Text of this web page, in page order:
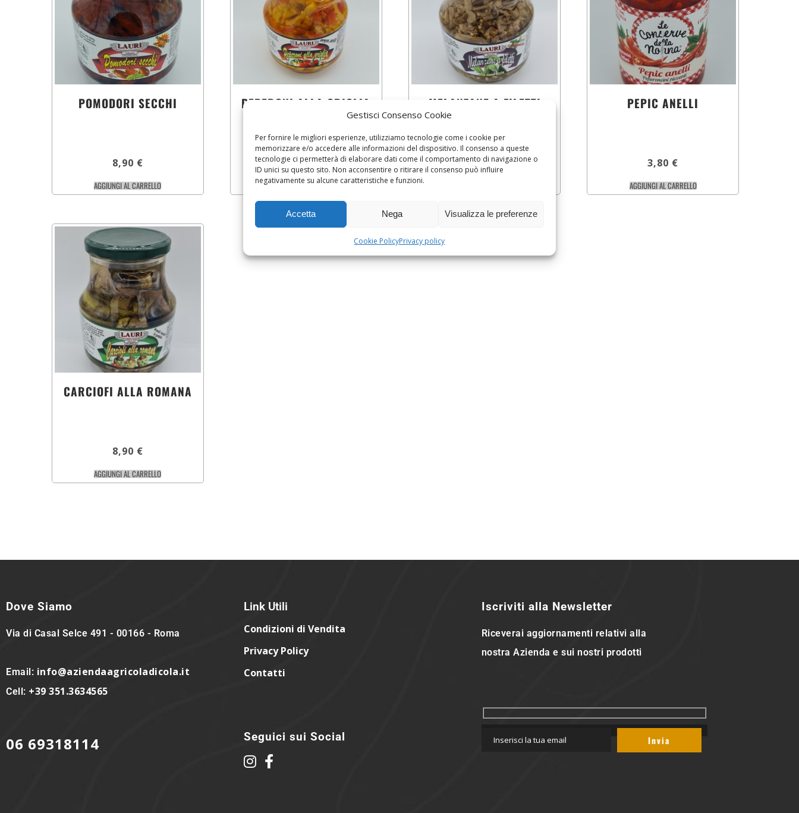
Gestisci Consenso Cookie
Per fornire le migliori esperienze, utilizziamo tecnologie come i cookie per
memorizzare e/o accedere alle informazioni del dispositivo. Il consenso a queste
tecnologie ci permetterà di elaborare dati come il comportamento di navigazione o
ID unici su questo sito. Non acconsentire o ritirare il consenso può influire
negativamente su alcune caratteristiche e funzioni.
Accetta Nega Visualizza le preferenze
Cookie PolicyPrivacy policy
POMODORI SECCHI
8,90 €
AGGIUNGI AL CARRELLO
PEPERONI ALLA GRIGLIA
8,90€
AGGIUNGI AL CARRELLO
MELANZANE A FILETTI
8,90€
PEPIC ANELLI
3,80 €
AGGIUNGI AL CARRELLO
CARCIOFI ALLA ROMANA
8,90 €
AGGIUNGI AL CARRELLO
Dove Siamo
Via di Casal Selce 491 - 00166 - Roma
Email: info@aziendaagricoladicola.it
Cell: +39 351.3634565
06 69318114
Link Utili
Condizioni di Vendita
Privacy Policy
Contatti
Seguici sui Social
Iscriviti alla Newsletter
Riceverai aggiornamenti relativi alla
nostra Azienda e sui nostri prodotti